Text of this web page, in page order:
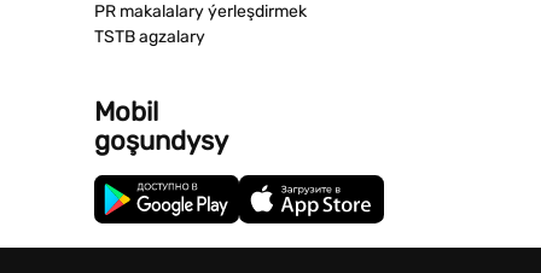
PR makalalary ýerleşdirmek
TSTB agzalary
Mobil
goşundysy